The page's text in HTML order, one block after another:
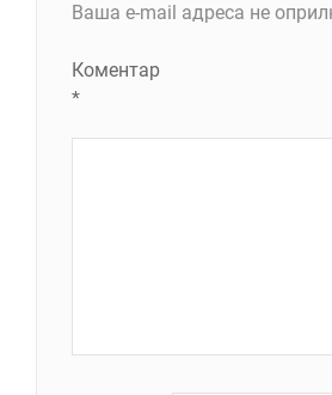
Ваша e-mail адреса не
Коментар
*